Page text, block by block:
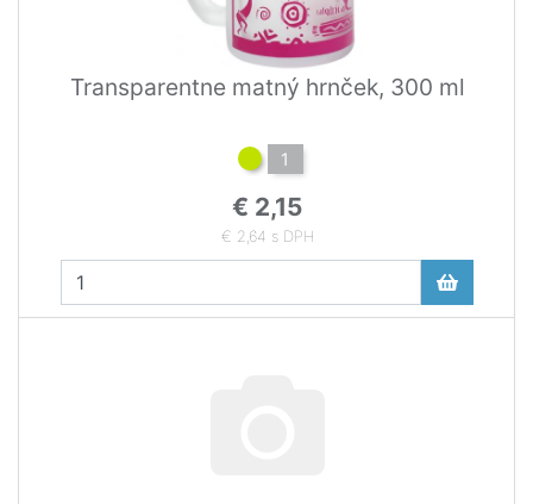
Transparentne matný hrnček, 300 ml
1
€ 2,15
€ 2,64 s DPH